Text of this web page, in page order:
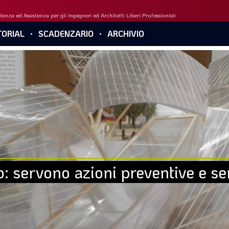
ed Assistenza per gli Ingegneri ed Architetti Liberi Professionisti
SCADENZARIO ARCHIVIO
servono azioni preventive e